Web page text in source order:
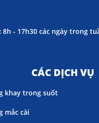
8h - 17h30 các ngày trong
CÁC DỊCH VỤ
khay trong suốt
mắc cài